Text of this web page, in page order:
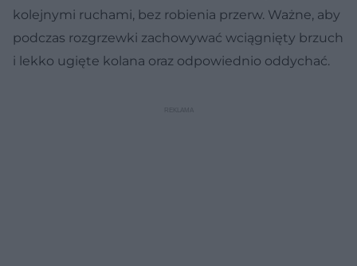
kolejnymi ruchami, bez robienia przerw. Ważne, aby
podczas rozgrzewki zachowywać wciągnięty brzuch
i lekko ugięte kolana oraz odpowiednio oddychać.